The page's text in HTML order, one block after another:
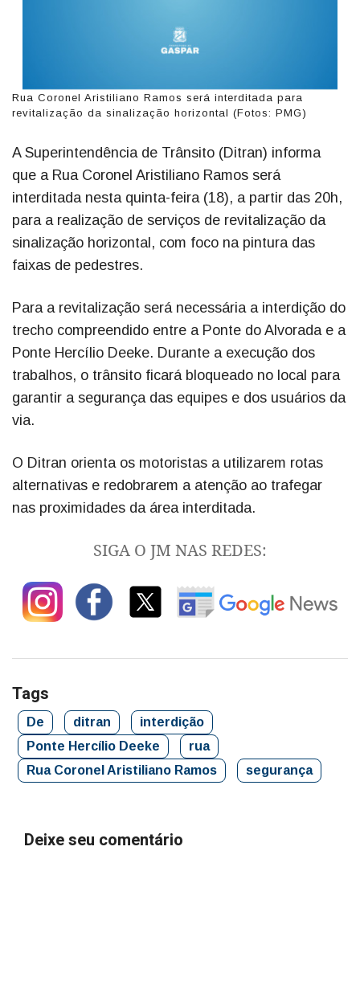
Rua Coronel Aristiliano Ramos será interditada para
revitalização da sinalização horizontal (Fotos: PMG)
A Superintendência de Trânsito (Ditran) informa
que a Rua Coronel Aristiliano Ramos será
interditada nesta quinta-feira (18), a partir das 20h,
para a realização de serviços de revitalização da
sinalização horizontal, com foco na pintura das
faixas de pedestres.
Para a revitalização será necessária a interdição do
trecho compreendido entre a Ponte do Alvorada e a
Ponte Hercílio Deeke. Durante a execução dos
trabalhos, o trânsito ficará bloqueado no local para
garantir a segurança das equipes e dos usuários da
via.
O Ditran orienta os motoristas a utilizarem rotas
alternativas e redobrarem a atenção ao trafegar
nas proximidades da área interditada.
SIGA O JM NAS REDES:
Tags
De ditran
interdição
Ponte Hercílio Deeke
rua
Rua Coronel Aristiliano Ramos
segurança
Deixe seu comentário